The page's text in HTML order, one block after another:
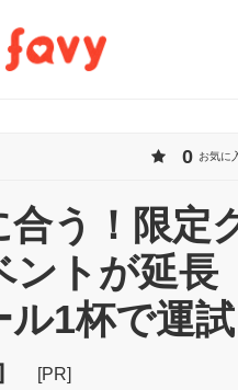
0 お気に
合う！限定
ントが延長
ル1杯で運試
[PR]